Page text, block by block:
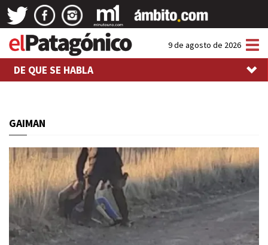
9 de agosto de 2026
DE QUE SE HABLA
GAIMAN